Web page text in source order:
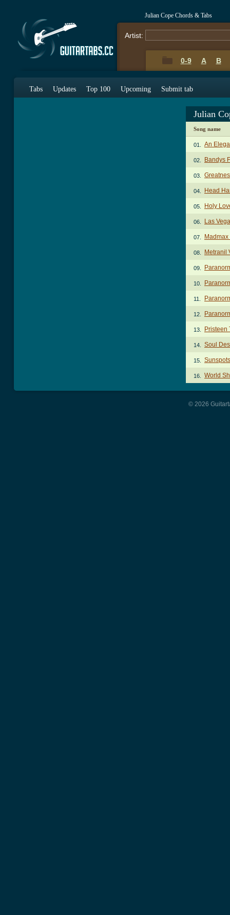
Julian Cope Chords & Tabs
Artist:
0-9 A B
Tabs Updates Top 100 Upcoming Submit tab
Julian
Song name
01. An
02. Bandys
03.
04. Head
05. Holy
06. Las
07.
08. Metranil
09.
10.
11.
12.
13. Pristeen
14. Soul
15.
16. World
© 2026